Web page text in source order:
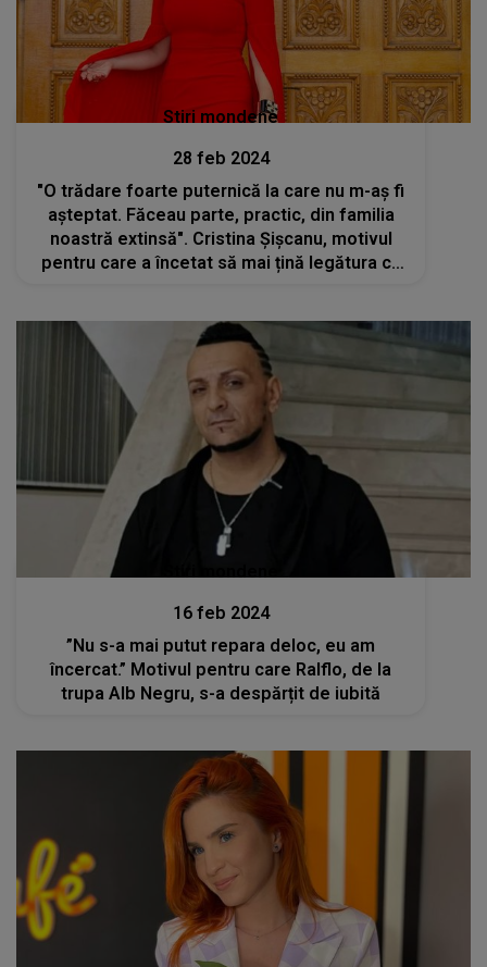
Stiri mondene
28 feb 2024
"O trădare foarte puternică la care nu m-aș fi
așteptat. Făceau parte, practic, din familia
noastră extinsă". Cristina Șișcanu, motivul
pentru care a încetat să mai țină legătura cu
16 feb 2024
”Nu s-a mai putut repara deloc, eu am
încercat.” Motivul pentru care Ralflo, de la
trupa Alb Negru, s-a despărțit de iubită